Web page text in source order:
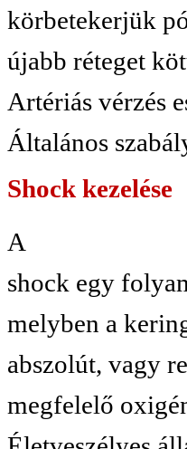
körbetekerjük
újabb réteget
Artériás vérzés
Általános
Shock kezelése
A
shock egy
melyben a
abszolút, vagy
megfelelő